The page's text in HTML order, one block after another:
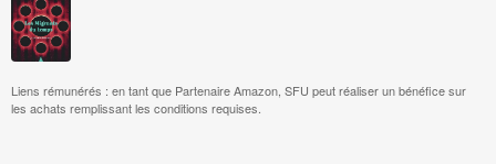
Liens rémunérés : en tant que Partenaire Amazon, SFU peut réaliser un bénéfice sur
les achats remplissant les conditions requises.